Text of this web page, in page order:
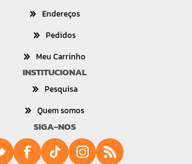
Endereços
Pedidos
Meu Carrinho
INSTITUCIONAL
Pesquisa
Quem somos
SIGA-NOS